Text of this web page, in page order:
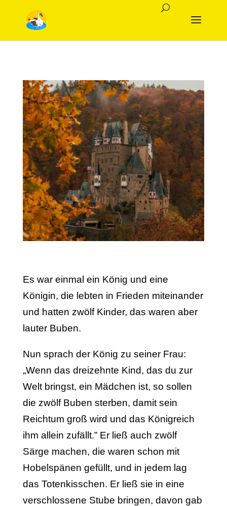
Es war einmal ein König und eine
Königin, die lebten in Frieden miteinander
und hatten zwölf Kinder, das waren aber
lauter Buben.
Nun sprach der König zu seiner Frau:
„Wenn das dreizehnte Kind, das du zur
Welt bringst, ein Mädchen ist, so sollen
die zwölf Buben sterben, damit sein
Reichtum groß wird und das Königreich
ihm allein zufällt.” Er ließ auch zwölf
Särge machen, die waren schon mit
Hobelspänen gefüllt, und in jedem lag
das Totenkisschen. Er ließ sie in eine
verschlossene Stube bringen, davon gab